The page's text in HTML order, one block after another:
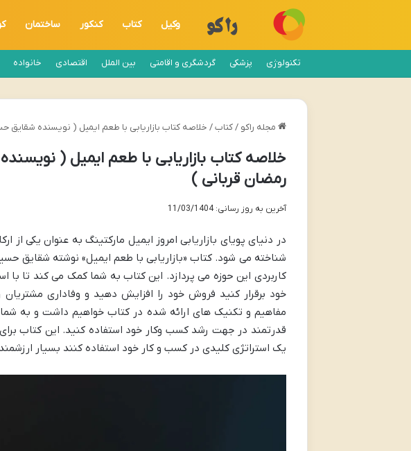
وکیل کتاب کنکور ساختمان
تکنولوژی پزشکی گردشگری و اقامتی بین الملل اقتصادی خانواده
مجله راکو / کتاب / خلاصه کتاب بازاریابی با طعم ایمیل ( نویسنده شقایق
خلاصه کتاب بازاریابی با طعم ایمیل (
رمضان قربانی )
آخرین به روز رسانی: 11/03/1404
در دنیای پویای بازاریابی امروز ایمیل مارکتینگ به عنوان یکی از
شناخته می شود. کتاب «بازاریابی با طعم ایمیل» نوشته شقایق
کاربردی این حوزه می پردازد. این کتاب به شما کمک می کند تا با
خود برقرار کنید فروش خود را افزایش دهید و وفاداری
مفاهیم و تکنیک های ارائه شده در کتاب خواهیم داشت و به شما
قدرتمند در جهت رشد کسب وکار خود استفاده کنید. این کتاب برای
یک استراتژی کلیدی در کسب و کار خود استفاده کنند بسیار